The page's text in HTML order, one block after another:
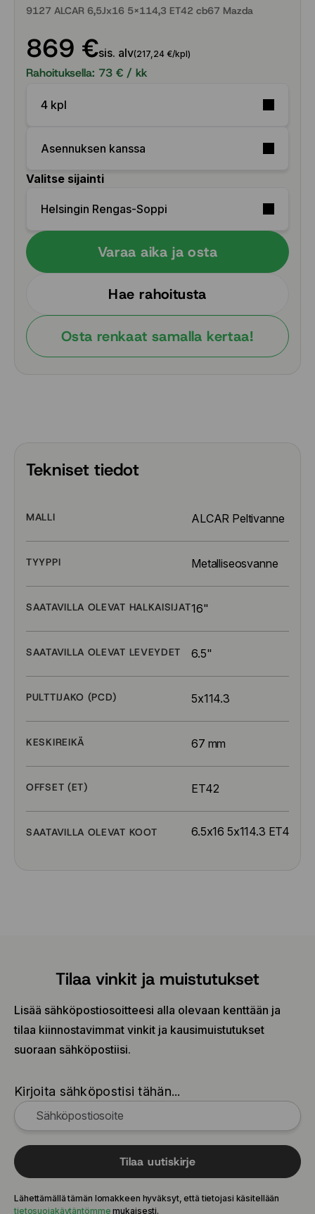
9127 ALCAR 6,5Jx16 5x114,3 ET42 cb67 Mazda
869 €sis. alv(217,24 €/kpl)
Rahoituksella: 73 € / kk
4 kpl
Asennuksen kanssa
Valitse sijainti
Helsingin Rengas-Soppi
Varaa aika ja osta
Hae rahoitusta
Osta renkaat samalla kertaa!
Tekniset tiedot
MALLI ALCAR Peltivanne
TYYPPI Metalliseosvanne
SAATAVILLA OLEVAT HALKAISIJAT16"
SAATAVILLA OLEVAT LEVEYDET 6.5"
PULTTIJAKO (PCD) 5x114.3
KESKIREIKÄ 67 mm
OFFSET (ET) ET42
SAATAVILLA OLEVAT KOOT 6.5x16 5x114.3 ET42
Tilaa vinkit ja muistutukset
Lisää sähköpostiosoitteesi alla olevaan kenttään ja
tilaa kiinnostavimmat vinkit ja kausimuistutukset
suoraan sähköpostiisi.
Kirjoita sähköpostisi tähän...
Tilaa uutiskirje
Lähettämällä tämän lomakkeen hyväksyt, että tietojasi käsitellään
tietosuojakäytäntömme mukaisesti.